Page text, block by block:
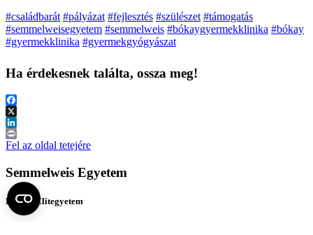
#családbarát #pályázat #fejlesztés #szülészet #támogatás
#semmelweisegyetem #semmelweis #bókaygyermekklinika #bókay
#gyermekklinika #gyermekgyógyászat
Ha érdekesnek találta, ossza meg!
Facebook
X
LinkedIn
Print
Fel az oldal tetejére
Semmelweis Egyetem
Kutató-Elitegyetem